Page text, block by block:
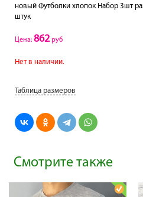
новый Футболки хлопок Набор 3шт
штук
Цена: 862 руб
Нет в наличии.
Таблица размеров
Смотрите также